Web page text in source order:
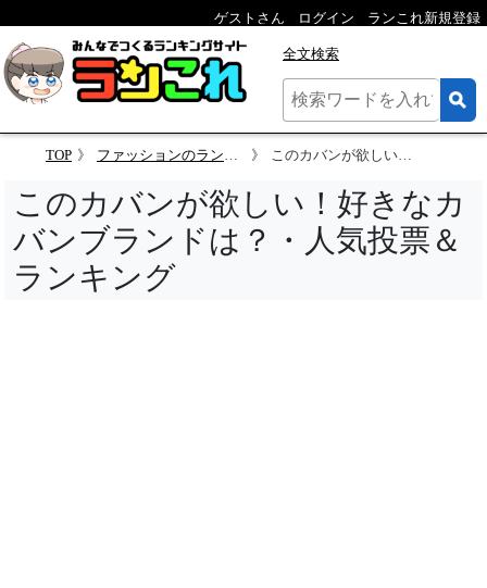
ゲストさん ログイン ランこれ新規登録
全文検索
TOP ファッションのランキング このカバンが欲しい！好きなカバンブランドは？
このカバンが欲しい！好きなカ
バンブランドは？・人気投票＆
ランキング